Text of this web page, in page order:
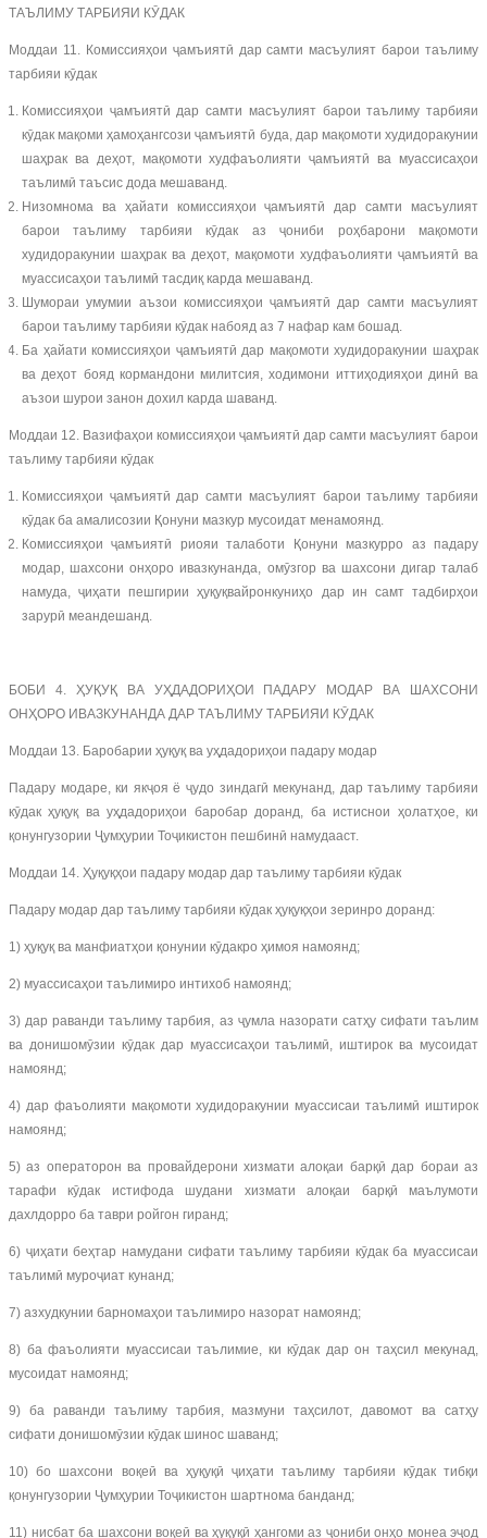
ТАЪЛИМУ ТАРБИЯИ КӮДАК
Моддаи 11. Комиссияҳои ҷамъиятӣ дар самти масъулият барои таълиму
тарбияи кӯдак
Комиссияҳои ҷамъиятӣ дар самти масъулият барои таълиму тарбияи
кӯдак мақоми ҳамоҳангсози ҷамъиятӣ буда, дар мақомоти худидоракунии
шаҳрак ва деҳот, мақомоти худфаъолияти ҷамъиятӣ ва муассисаҳои
таълимӣ таъсис дода мешаванд.
Низомнома ва ҳайати комиссияҳои ҷамъиятӣ дар самти масъулият
барои таълиму тарбияи кӯдак аз ҷониби роҳбарони мақомоти
худидоракунии шаҳрак ва деҳот, мақомоти худфаъолияти ҷамъиятӣ ва
муассисаҳои таълимӣ тасдиқ карда мешаванд.
Шумораи умумии аъзои комиссияҳои ҷамъиятӣ дар самти масъулият
барои таълиму тарбияи кӯдак набояд аз 7 нафар кам бошад.
Ба ҳайати комиссияҳои ҷамъиятӣ дар мақомоти худидоракунии шаҳрак
ва деҳот бояд кормандони милитсия, ходимони иттиҳодияҳои динӣ ва
аъзои шурои занон дохил карда шаванд.
Моддаи 12. Вазифаҳои комиссияҳои ҷамъиятӣ дар самти масъулият барои
таълиму тарбияи кӯдак
Комиссияҳои ҷамъиятӣ дар самти масъулият барои таълиму тарбияи
кӯдак ба амалисозии Қонуни мазкур мусоидат менамоянд.
Комиссияҳои ҷамъиятӣ риояи талаботи Қонуни мазкурро аз падару
модар, шахсони онҳоро ивазкунанда, омӯзгор ва шахсони дигар талаб
намуда, ҷиҳати пешгирии ҳуқуқвайронкуниҳо дар ин самт тадбирҳои
зарурӣ меандешанд.
БОБИ 4. ҲУҚУҚ ВА УҲДАДОРИҲОИ ПАДАРУ МОДАР ВА ШАХСОНИ
ОНҲОРО ИВАЗКУНАНДА ДАР ТАЪЛИМУ ТАРБИЯИ КӮДАК
Моддаи 13. Баробарии ҳуқуқ ва уҳдадориҳои падару модар
Падару модаре, ки якҷоя ё ҷудо зиндагӣ мекунанд, дар таълиму тарбияи
кӯдак ҳуқуқ ва уҳдадориҳои баробар доранд, ба истиснои ҳолатҳое, ки
қонунгузории Ҷумҳурии Тоҷикистон пешбинӣ намудааст.
Моддаи 14. Ҳуқуқҳои падару модар дар таълиму тарбияи кӯдак
Падару модар дар таълиму тарбияи кӯдак ҳуқуқҳои зеринро доранд:
1) ҳуқуқ ва манфиатҳои қонунии кӯдакро ҳимоя намоянд;
2) муассисаҳои таълимиро интихоб намоянд;
3) дар раванди таълиму тарбия, аз ҷумла назорати сатҳу сифати таълим
ва донишомӯзии кӯдак дар муассисаҳои таълимӣ, иштирок ва мусоидат
намоянд;
4) дар фаъолияти мақомоти худидоракунии муассисаи таълимӣ иштирок
намоянд;
5) аз операторон ва провайдерони хизмати алоқаи барқӣ дар бораи аз
тарафи кӯдак истифода шудани хизмати алоқаи барқӣ маълумоти
дахлдорро ба таври ройгон гиранд;
6) ҷиҳати беҳтар намудани сифати таълиму тарбияи кӯдак ба муассисаи
таълимӣ муроҷиат кунанд;
7) азхудкунии барномаҳои таълимиро назорат намоянд;
8) ба фаъолияти муассисаи таълимие, ки кӯдак дар он таҳсил мекунад,
мусоидат намоянд;
9) ба раванди таълиму тарбия, мазмуни таҳсилот, давомот ва сатҳу
сифати донишомӯзии кӯдак шинос шаванд;
10) бо шахсони воқеӣ ва ҳуқуқӣ ҷиҳати таълиму тарбияи кӯдак тибқи
қонунгузории Ҷумҳурии Тоҷикистон шартнома банданд;
11) нисбат ба шахсони воқеӣ ва ҳуқуқӣ ҳангоми аз ҷониби онҳо монеа эҷод